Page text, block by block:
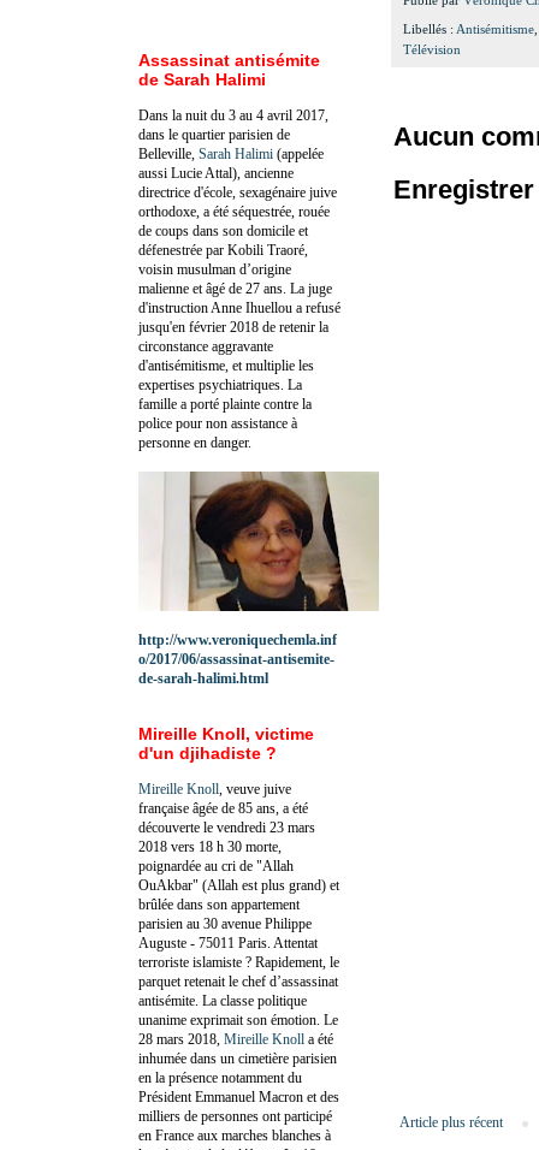
Libellés : Antisémitisme,
Télévision
Aucun
Article plus récent
Assassinat antisémite
de Sarah Halimi
Dans la nuit du 3 au 4 avril 2017,
dans le quartier parisien de
Belleville, Sarah Halimi (appelée
aussi Lucie Attal), ancienne
directrice d'école, sexagénaire juive
orthodoxe, a été séquestrée, rouée
de coups dans son domicile et
défenestrée par Kobili Traoré,
voisin musulman d’origine
malienne et âgé de 27 ans. La juge
d'instruction Anne Ihuellou a refusé
jusqu'en février 2018 de retenir la
circonstance aggravante
d'antisémitisme, et multiplie les
expertises psychiatriques. La
famille a porté plainte contre la
police pour non assistance à
personne en danger.
http://www.veroniquechemla.inf
o/2017/06/assassinat-antisemite-
de-sarah-halimi.html
Mireille Knoll, victime
d'un djihadiste ?
Mireille Knoll , veuve juive
française âgée de 85 ans, a été
découverte le vendredi 23 mars
2018 vers 18 h 30 morte,
poignardée au cri de "Allah
OuAkbar" (Allah est plus grand) et
brûlée dans son appartement
parisien au 30 avenue Philippe
Auguste - 75011 Paris. Attentat
terroriste islamiste ? Rapidement, le
parquet retenait le chef d’assassinat
antisémite. La classe politique
unanime exprimait son émotion. Le
28 mars 2018, Mireille Knoll a été
inhumée dans un cimetière parisien
en la présence notamment du
Président Emmanuel Macron et des
milliers de personnes ont participé
en France aux marches blanches à